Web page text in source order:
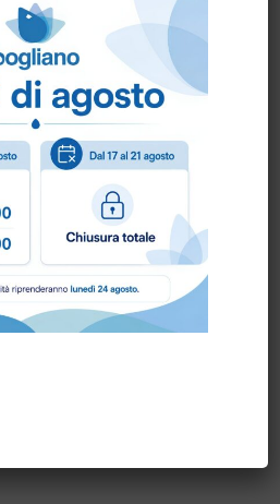
al0172 478161
oppure
info@bogliano.it
siamo a disposizione.